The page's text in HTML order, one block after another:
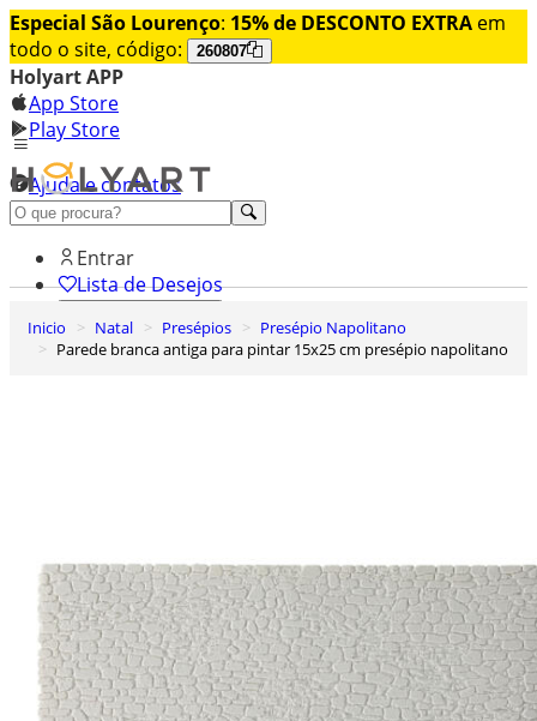
Especial São Lourenço: 15% de DESCONTO EXTRA em
todo o site, código:
260807
Holyart APP
App Store
Play Store
Ajuda e contatos
Conheça premium
Entrar
Lista de Desejos
Carrinho de Compras
Inicio Natal Presépios
Presépio Napolitano
Parede branca antiga para pintar 15x25 cm presépio napolitano